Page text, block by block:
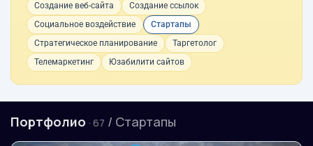
Создание веб-сайта
Создание ссылок
Социальное воздействие
Стартапы
Стратегическое планирование
Таргетолог
Телемаркетинг
Юзабилити сайтов
Портфолио · 67 / Стартапы